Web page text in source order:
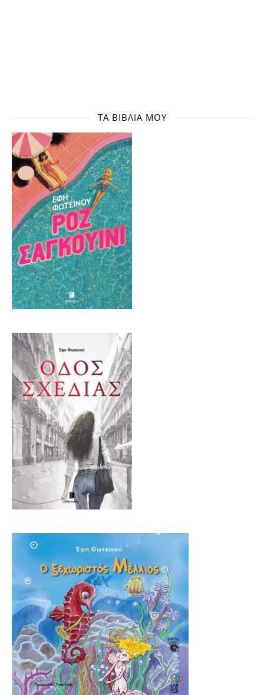
ΤΑ ΒΙΒΛΊΑ ΜΟΥ